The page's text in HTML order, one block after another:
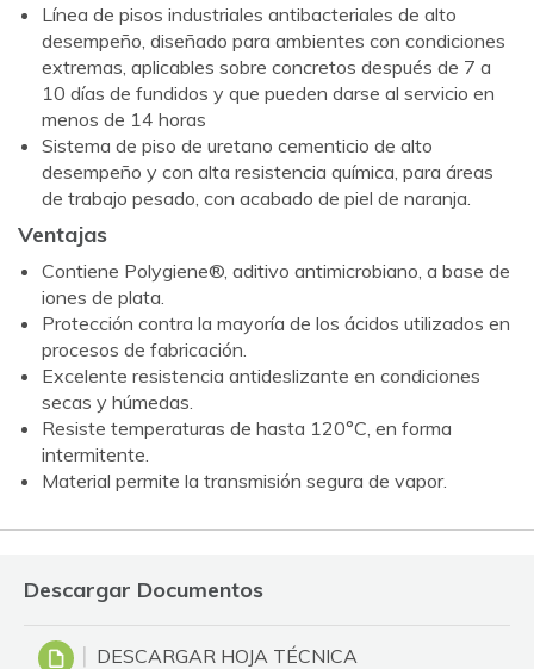
Línea de pisos industriales antibacteriales de alto
desempeño, diseñado para ambientes con condiciones
extremas, aplicables sobre concretos después de 7 a
10 días de fundidos y que pueden darse al servicio en
menos de 14 horas
Sistema de piso de uretano cementicio de alto
desempeño y con alta resistencia química, para áreas
de trabajo pesado, con acabado de piel de naranja.
Ventajas
Contiene Polygiene®, aditivo antimicrobiano, a base de
iones de plata.
Protección contra la mayoría de los ácidos utilizados en
procesos de fabricación.
Excelente resistencia antideslizante en condiciones
secas y húmedas.
Resiste temperaturas de hasta 120°C, en forma
intermitente.
Material permite la transmisión segura de vapor.
Descargar Documentos
DESCARGAR HOJA TÉCNICA